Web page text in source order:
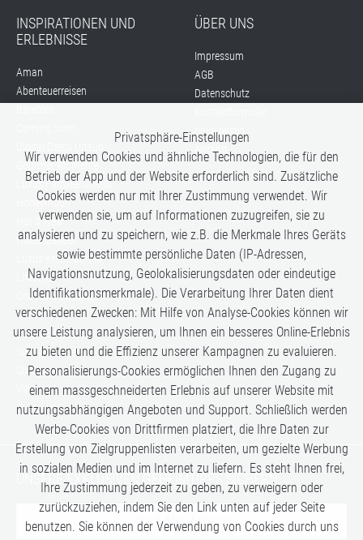
INSPIRATIONEN UND
ERLEBNISSE
Aman
Abenteuerreisen
Gourmet-Momente
Luxus Familienurlaub
Honeymoon
Hot & New
Hüttenzauber
Luxus Kreuzfahrten
Lifestyle
Once in a Lifetime
Romance
Safari-Erlebnisse
Simply the Best
Six Senses
Villen
Zugreisen
ÜBER UNS
Impressum
AGB
Datenschutz
nova reisen
Anfahrt
UNSERE EXKLUSIVEN GEHEIMTIPPS SICHERN:
Privatsphäre-Einstellungen
Wir verwenden Cookies und ähnliche Technologien, die für den
Betrieb der App und der Website erforderlich sind. Zusätzliche
Cookies werden nur mit Ihrer Zustimmung verwendet. Wir
verwenden sie, um auf Informationen zuzugreifen, sie zu
analysieren und zu speichern, wie z.B. die Merkmale Ihres Geräts
sowie bestimmte persönliche Daten (IP-Adressen,
Navigationsnutzung, Geolokalisierungsdaten oder eindeutige
Identifikationsmerkmale). Die Verarbeitung Ihrer Daten dient
verschiedenen Zwecken: Mit Hilfe von Analyse-Cookies können wir
unsere Leistung analysieren, um Ihnen ein besseres Online-Erlebnis
zu bieten und die Effizienz unserer Kampagnen zu evaluieren.
Personalisierungs-Cookies ermöglichen Ihnen den Zugang zu
einem massgeschneiderten Erlebnis auf unserer Website mit
nutzungsabhängigen Angeboten und Support. Schließlich werden
Werbe-Cookies von Drittfirmen platziert, die Ihre Daten zur
Erstellung von Zielgruppenlisten verarbeiten, um gezielte Werbung
in sozialen Medien und im Internet zu liefern. Es steht Ihnen frei,
Ihre Zustimmung jederzeit zu geben, zu verweigern oder
zurückzuziehen, indem Sie den Link unten auf jeder Seite
benutzen. Sie können der Verwendung von Cookies durch uns